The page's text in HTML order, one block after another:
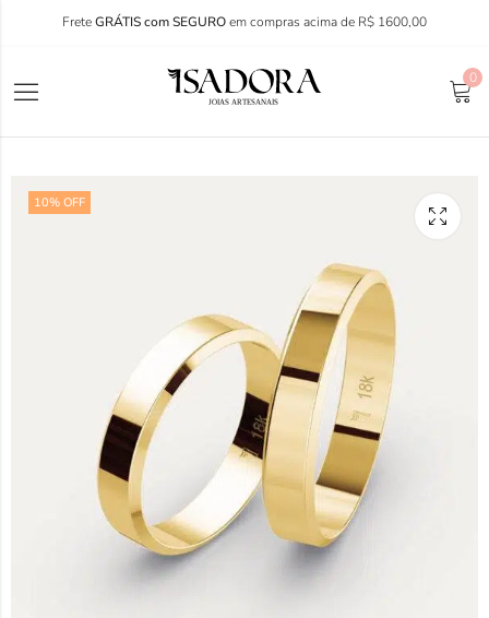
FreteGRÁTIS com SEGUROem compras acima de R$ 1600,00
0
10% OFF